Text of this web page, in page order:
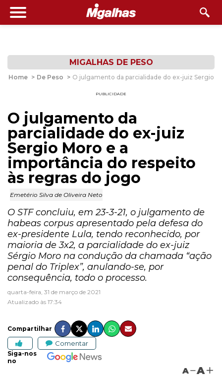
MIGALHAS DE PESO
Home > De Peso > O julgamento da parcialidade do ex-juiz Sergio
PUBLICIDADE
O julgamento da
parcialidade do ex-juiz
Sergio Moro e a
importância do respeito
às regras do jogo
Emetério Silva de Oliveira Neto
O STF concluiu, em 23-3-21, o julgamento de
habeas corpus apresentado pela defesa do
ex-presidente Lula, tendo reconhecido, por
maioria de 3x2, a parcialidade do ex-juiz
Sérgio Moro na condução da chamada “ação
penal do Triplex”, anulando-se, por
consequência, todo o processo.
quarta-feira, 31 de março de 2021
Atualizado às 17:34
Compartilhar
Comentar
Siga-nos
no
A A